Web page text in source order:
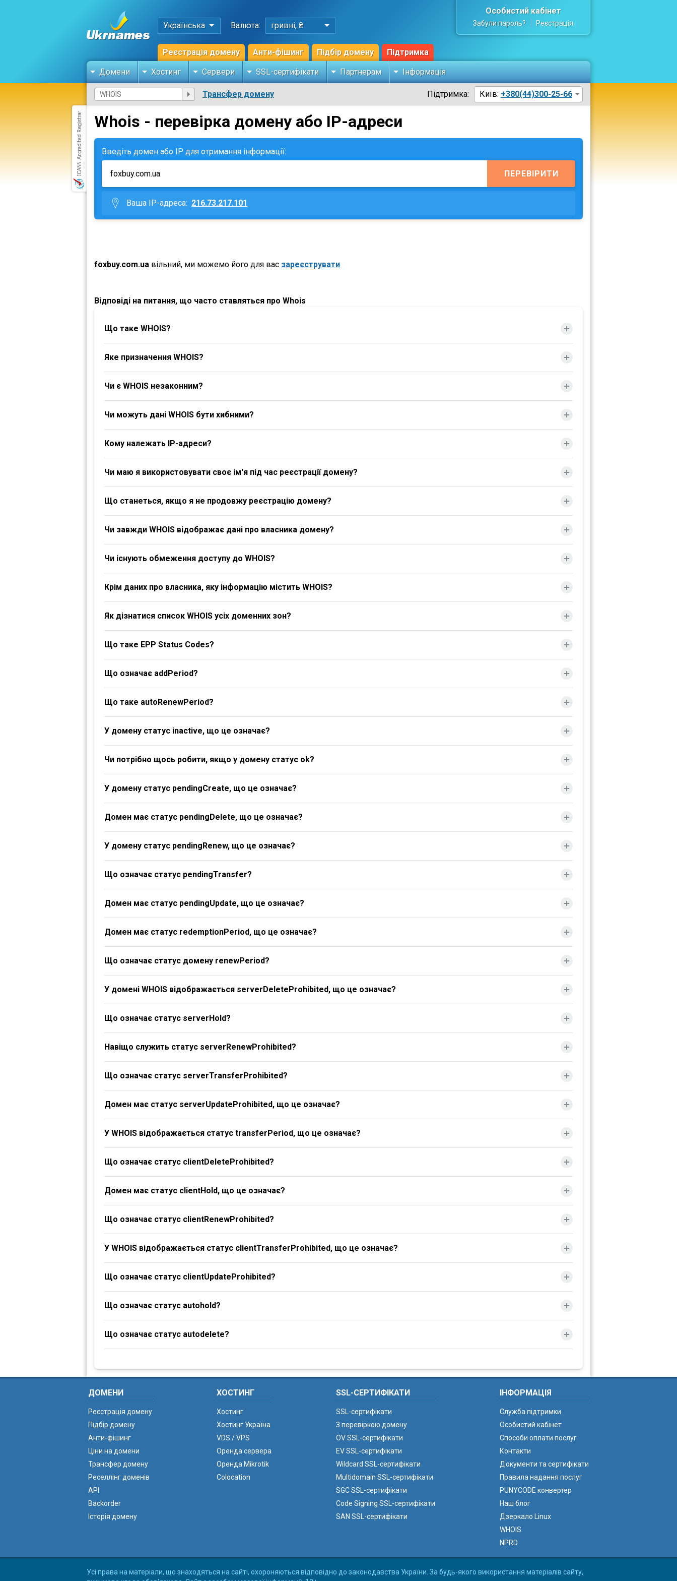
Українська Валюта: гривні, ₴
Реєстрація домену Анти-фішинг Підбір домену Підтримка
Особистий кабінет
Забули пароль? Реєстрація
Домени Хостинг Сервери SSL-сертифікати Партнерам Інформація
Трансфер домену Підтримка: Київ: +380(44)300-25-66
Whois - перевірка домену або IP-адреси
Введіть домен або IP для отримання інформації:
ПЕРЕВІРИТИ
Ваша IP-адреса: 216.73.217.101
foxbuy.com.ua вільний, ми можемо його для вас зареєструвати
Відповіді на питання, що часто ставляться про Whois
Що таке WHOIS?
Яке призначення WHOIS?
Чи є WHOIS незаконним?
Чи можуть дані WHOIS бути хибними?
Кому належать IP-адреси?
Чи маю я використовувати своє ім'я під час реєстрації домену?
Що станеться, якщо я не продовжу реєстрацію домену?
Чи завжди WHOIS відображає дані про власника домену?
Чи існують обмеження доступу до WHOIS?
Крім даних про власника, яку інформацію містить WHOIS?
Як дізнатися список WHOIS усіх доменних зон?
Що таке EPP Status Codes?
Що означає addPeriod?
Що таке autoRenewPeriod?
У домену статус inactive, що це означає?
Чи потрібно щось робити, якщо у домену статус ok?
У домену статус pendingCreate, що це означає?
Домен має статус pendingDelete, що це означає?
У домену статус pendingRenew, що це означає?
Що означає статус pendingTransfer?
Домен має статус pendingUpdate, що це означає?
Домен має статус redemptionPeriod, що це означає?
Що означає статус домену renewPeriod?
У домені WHOIS відображається serverDeleteProhibited, що це означає?
Що означає статус serverHold?
Навіщо служить статус serverRenewProhibited?
Що означає статус serverTransferProhibited?
Домен має статус serverUpdateProhibited, що це означає?
У WHOIS відображається статус transferPeriod, що це означає?
Що означає статус clientDeleteProhibited?
Домен має статус clientHold, що це означає?
Що означає статус clientRenewProhibited?
У WHOIS відображається статус clientTransferProhibited, що це означає?
Що означає статус clientUpdateProhibited?
Що означає статус autohold?
Що означає статус autodelete?
ДОМЕНИ
Реєстрація домену
Підбір домену
Анти-фішинг
Ціни на домени
Трансфер домену
Реселлінг доменів
API
Backorder
Історія домену
ХОСТИНГ
Хостинг
Хостинг Україна
VDS / VPS
Оренда сервера
Оренда Mikrotik
Colocation
SSL-СЕРТИФІКАТИ
SSL-сертифікати
З перевіркою домену
OV SSL-сертифікати
EV SSL-сертифікати
Wildcard SSL-сертифікати
Multidomain SSL-сертифікати
SGC SSL-сертифікати
Code Signing SSL-сертифікати
SAN SSL-сертифікати
ІНФОРМАЦІЯ
Служба підтримки
Особистий кабінет
Способи оплати послуг
Контакти
Документи та сертифікати
Правила надання послуг
PUNYCODE конвертер
Наш блог
Дзеркало Linux
WHOIS
NPRD
Усі права на матеріали, що знаходяться на сайті, охороняються відповідно до законодавства України. За будь-якого використання матеріалів сайту,